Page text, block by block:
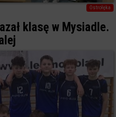
Ostrołęka
klasę w Mysiadle.